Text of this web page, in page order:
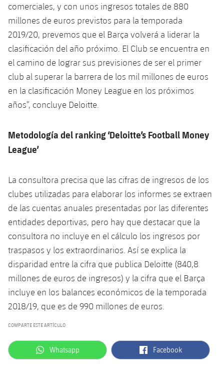
Clasificaciones
Fotos
VALORANT Rising
VALORANT Game Changers
eFootball
comerciales, y con unos ingresos totales de 880
millones de euros previstos para la temporada
2019/20, prevemos que el Barça volverá a liderar la
clasificación del año próximo. El Club se encuentra en
el camino de lograr sus previsiones de ser el primer
club al superar la barrera de los mil millones de euros
en la clasificación Money League en los próximos
años”, concluye Deloitte.
Metodología del ranking ‘Deloitte’s Football Money
League’
La consultora precisa que las cifras de ingresos de los
clubes utilizadas para elaborar los informes se extraen
de las cuentas anuales presentadas por las diferentes
entidades deportivas, pero hay que destacar que la
consultora no incluye en el cálculo los ingresos por
traspasos y los extraordinarios. Así se explica la
disparidad entre la cifra que publica Deloitte (840,8
millones de euros de ingresos) y la cifra que el Barça
incluye en los balances económicos de la temporada
2018/19, que es de 990 millones de euros.
COMPARTE ESTE ARTÍCULO
label.aria.whatsapp
Whatsapp label.aria.facebook
Facebook